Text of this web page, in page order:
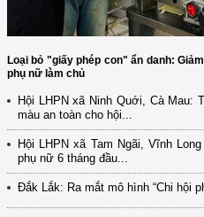
Loại bỏ "giấy phép con" ẩn danh:
phụ nữ làm chủ
Hội LHPN xã Ninh Quới, Cà Mau:
màu an toàn cho hội...
Hội LHPN xã Tam Ngãi, Vĩnh
phụ nữ 6 tháng đầu...
Đắk Lắk: Ra mắt mô hình “Chi hội
(12/TB-HĐKH) V/v đăng ký, đề
đổi mới ...
(898/KH/ĐCT) Kế hoạch thực hiện